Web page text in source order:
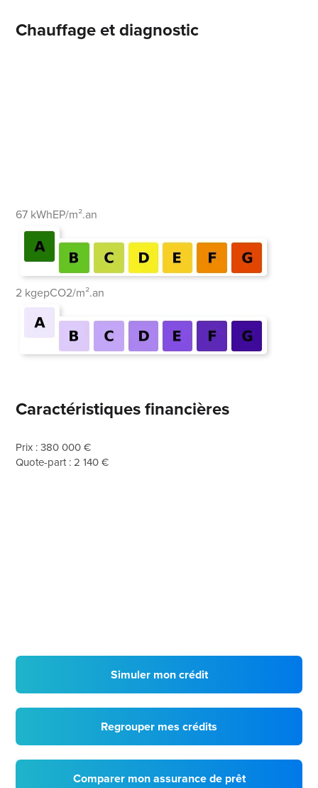
Chauffage et diagnostic
67 kWhEP/m².an
2 kgepCO2/m².an
Caractéristiques financières
Prix : 380 000 €
Quote-part : 2 140 €
Simuler mon crédit
Regrouper mes crédits
Comparer mon assurance de prêt